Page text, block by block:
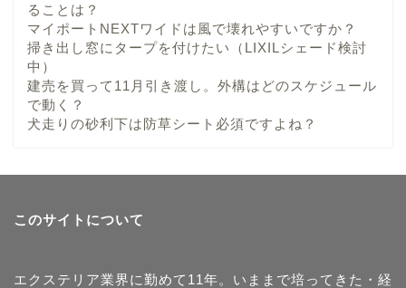
ることは？
マイポートNEXTワイドは風で壊れやすいですか？
掃き出し窓にタープを付けたい（LIXILシェード検討
中）
建売を買って11月引き渡し。外構はどのスケジュール
で動く？
犬走りの砂利下は防草シート必須ですよね？
このサイトについて
エクステリア業界に勤めて11年。いままで培ってきた・経